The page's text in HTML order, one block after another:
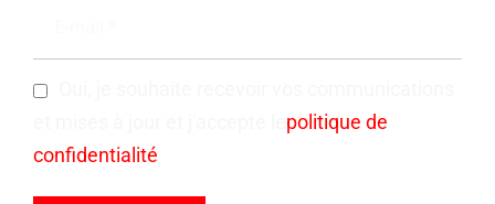
politique de
confidentialité